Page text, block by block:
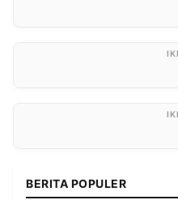
BERITA POPULER